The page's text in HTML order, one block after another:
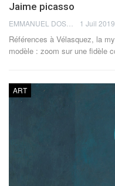
Jaime picasso
1 Juil 2019
Références à Vélasquez, la
modèle : zoom sur une fidèle
ART